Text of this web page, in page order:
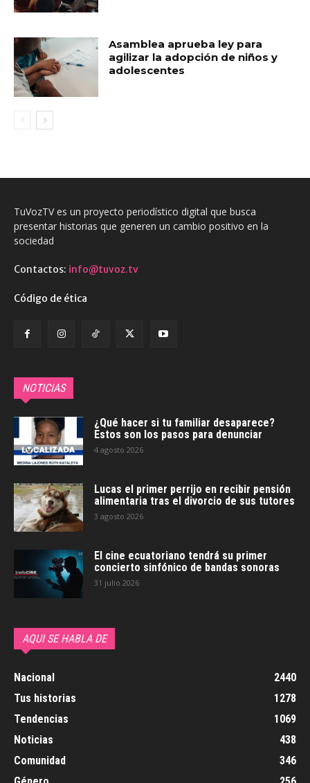
Asamblea aprueba ley para
agilizar la adopción de niños y
adolescentes
TuVozTV es un proyecto periodístico digital que busca
presentar historias que generen un cambio positivo en la
sociedad
Contactos: info@tuvoz.tv
Código de ética
NOTICIAS
¿Qué hacer si tu familiar desaparece?
Estos son los pasos para denunciar
4 agosto 2026
Lucas el primer perrijo en recibir pensión
alimentaria tras el divorcio de sus tutores
3 agosto 2026
El cine ecuatoriano tendrá su primer
concierto sinfónico de bandas sonoras
31 julio 2026
AQUI SE HABLA DE
Nacional
2440
Tus historias
1278
Tendencias
1069
Noticias
438
Comunidad
346